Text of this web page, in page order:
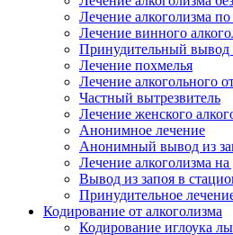
Лечение алкоголизма
Лечение винного
Принудительный вывод
Лечение похмелья
Лечение алкогольного
Частный вытрезвитель
Лечение женского
Анонимное лечение
Анонимный вывод из
Лечение алкоголизма
Вывод из запоя в
Принудительное
Кодирование от алкоголизма
Кодирование иглоука